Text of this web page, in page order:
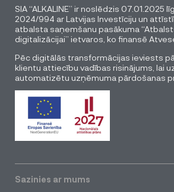
SIA “ALKALINE” ir noslēdzis 07.01.2025
2024/994 ar Latvijas Investīciju un
atbalsta saņemšanu pasākuma
digitalizācijai” ietvaros, ko finansē
Pēc digitālās transformācijas ieviests
klientu attiecību vadības risinājums, lai
automatizētu uzņēmuma pārdošanas
Sazinies ar mums